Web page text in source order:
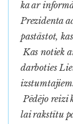
ka ar
Prezidenta
pastāstot,
Kas notiek
darboties
Pēdējo reizi
lai rakstītu